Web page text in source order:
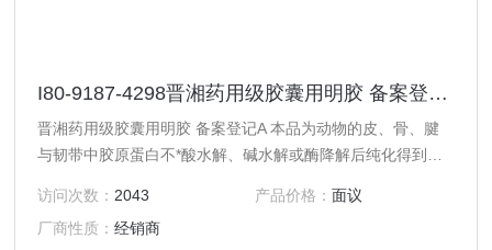
I80-9187-4298晋湘药用级胶囊用明胶 备案登记A
晋湘药用级胶囊用明胶 备案登记A 本品为动物的皮、骨、腱
与韧带中胶原蛋白不*酸水解、碱水解或酶降解后纯化得到的
为微黄色至黄色、透明或半透明微带光泽的薄片或粉粒；无
臭、无味；浸在水中时会膨胀变软，能吸收其自身质量5～10
访问次数： 2043 产品价格： 面议
厂商性质：经销商